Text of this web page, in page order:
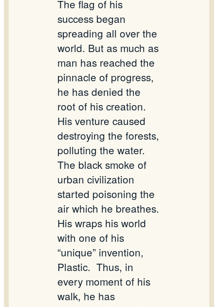
The flag of his
success began
spreading all over the
world. But as much as
man has reached the
pinnacle of progress,
he has denied the
root of his creation.
His venture caused
destroying the forests,
polluting the water.
The black smoke of
urban civilization
started poisoning the
air which he breathes.
His wraps his world
with one of his
“unique” invention,
Plastic. Thus, in
every moment of his
walk, he has